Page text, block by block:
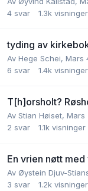
4 svar 1.3k visninger
tyding av
Av Hege Schei, Mars
6 svar 1.4k visninger
T[h]orsholt?
Av Stian Høiset, Mars
2 svar 1.1k visninger
En vrien nøtt
Av Øystein Djuv-
3 svar 1.2k visninger